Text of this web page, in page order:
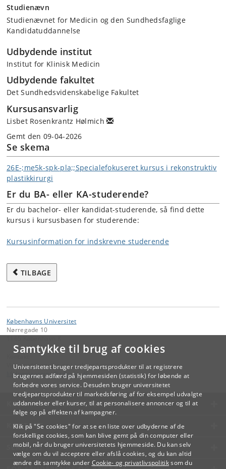
Samtykke til brug af cookies
Universitetet bruger tredjepartsprodukter til at registrere
brugernes adfærd på hjemmesiden (statistik) for løbende at
forbedre vores service. Desuden bruger universitetet
tredjepartsprodukter til markedsføring af for eksempel udvalgte
uddannelser eller kurser, til at personalisere annoncer og til at
følge op på effekten af kampagner.
Klik på "Se cookies" for at se en liste over udbyderne af de
forskellige cookies, som kan blive gemt på din computer eller
mobil, når du bruger universitetets hjemmeside. Du kan selv
vælge om du vil acceptere eller afslå cookies, og du kan altid
ændre dit samtykke under Cookie- og privatlivspolitiksom du
Studienævn
Studienævnet for Medicin og den Sundhedsfaglige
Kandidatuddannelse
Udbydende institut
Institut for Klinisk Medicin
Udbydende fakultet
Det Sundhedsvidenskabelige Fakultet
Kursusansvarlig
Lisbet Rosenkrantz Hølmich
Gemt den 09-04-2026
Se skema
26E-;me5k-spk-pla;;Specialefokuseret kursus i rekonstruktiv
plastikkirurgi
Er du BA- eller KA-studerende?
Er du bachelor- eller kandidat-studerende, så find dette
kursus i kursusbasen for studerende:
Kursusinformation for indskrevne studerende
TILBAGE
Københavns Universitet
Nørregade 10
Videreuddannelse og Livslang Læring
lifelonglearning@adm.ku.dk
KØBENHAVNS UNIVERSITET
KONTAKT
SERVICES